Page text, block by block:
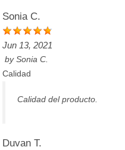
Sonia C.
Jun 13, 2021
bySonia C.
Calidad
Calidad del producto.
Duvan T.